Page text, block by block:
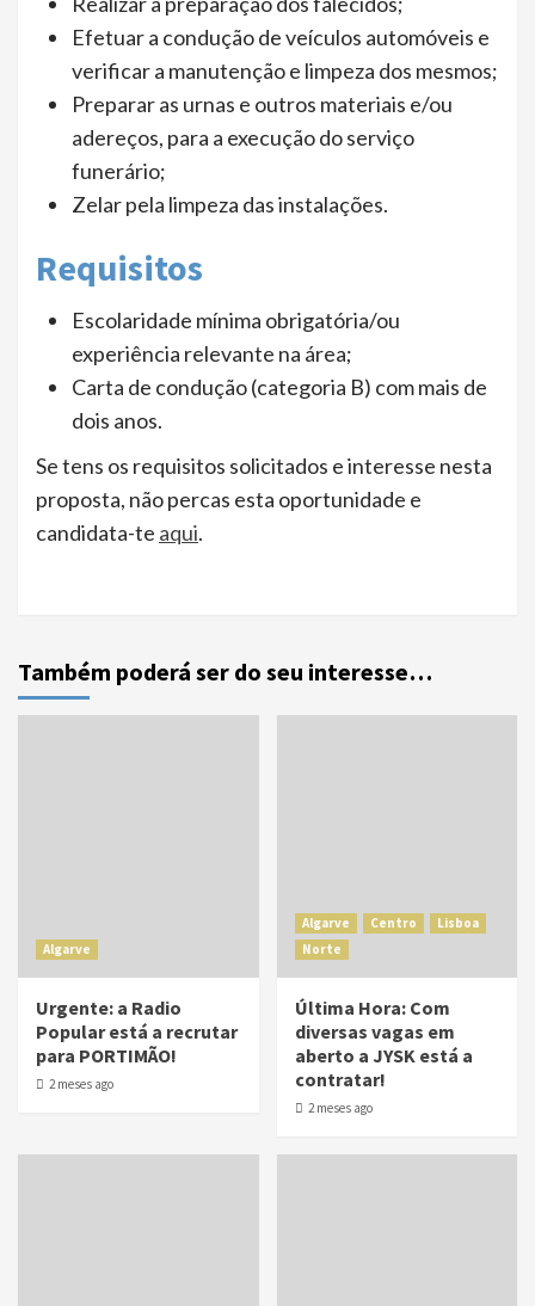
Efetuar a condução de veículos automóveis e
verificar a manutenção e limpeza dos mesmos;
Preparar as urnas e outros materiais e/ou
adereços, para a execução do serviço
funerário;
Zelar pela limpeza das instalações.
Requisitos
Escolaridade mínima obrigatória/ou
experiência relevante na área;
Carta de condução (categoria B) com mais de
dois anos.
Se tens os requisitos solicitados e interesse nesta
proposta, não percas esta oportunidade e
candidata-te aqui.
Também poderá ser do seu interesse…
Algarve
Urgente: a Radio
Popular está a recrutar
para PORTIMÃO!
2 meses ago
Algarve Centro
Lisboa
Norte
Última Hora: Com
diversas vagas em
aberto a JYSK está a
contratar!
2 meses ago